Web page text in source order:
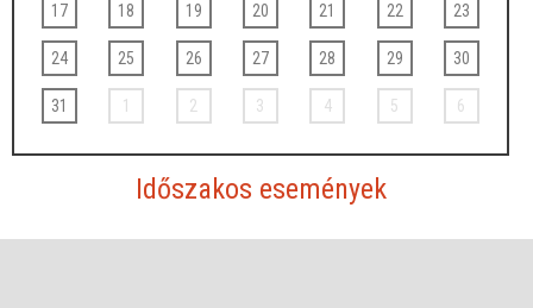
17 18 19 20 21 22 23
24 25 26 27 28 29 30
31 1 2 3 4 5 6
Időszakos események